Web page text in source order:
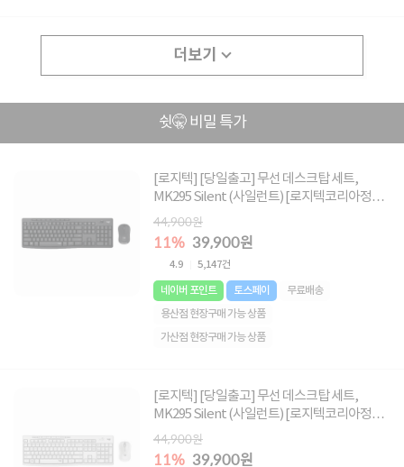
더보기
쉿🤫 비밀 특가
[로지텍] [당일출고] 무선 데스크탑 세트,
MK295 Silent (사일런트) [로지텍코리아정품]
[블랙]
44,900원
11% 39,900원
4.9 5,147건
네이버 포인트 토스페이
무료배송
용산점 현장구매 가능 상품
가산점 현장구매 가능 상품
[로지텍] [당일출고] 무선 데스크탑 세트,
MK295 Silent (사일런트) [로지텍코리아정품]
[화이트]
44,900원
11% 39,900원